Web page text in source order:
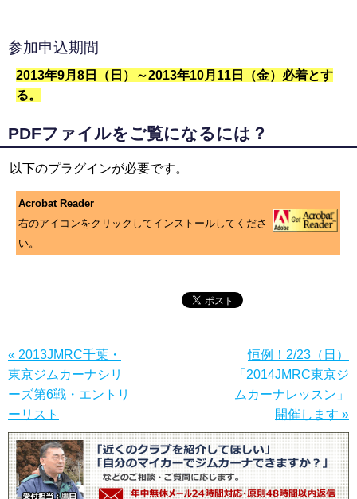
参加申込期間
2013年9月8日（日）～2013年10月11日（金）必着とす
る。
PDFファイルをご覧になるには？
以下のプラグインが必要です。
Acrobat Reader
右のアイコンをクリックしてインストールしてくださ
い。
« 2013JMRC千葉・
東京ジムカーナシリ
ーズ第6戦・エントリ
ーリスト
恒例！2/23（日）
「2014JMRC東京ジ
ムカーナレッスン」
開催します »